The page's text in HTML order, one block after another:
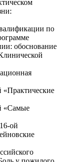
по
обоснование
«Практические
«Самые
ой